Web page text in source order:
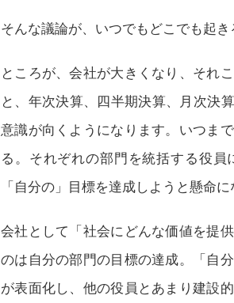
そんな議論が、いつでもどこでも起き
ところが、会社が大きくなり、それ
と、年次決算、四半期決算、月次決
意識が向くようになります。いつま
る。それぞれの部門を統括する役員
「自分の」目標を達成しようと懸命に
会社として「社会にどんな価値を提
のは自分の部門の目標の達成。「自
が表面化し、他の役員とあまり建設